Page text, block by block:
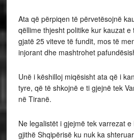
Ata që përpiqen të përvetësojnë
qëllime thjesht politike kur kauzat
gjatë 25 viteve të fundit, mos të
injorant dhe mashtrohet
Unë i këshilloj miqësisht ata që i
tyre, që të shkojnë e ti gjejnë tek
në Tiranë.
Ne legalistët i gjejmë tek varrezat
gjithë Shqipërisë ku nuk ka